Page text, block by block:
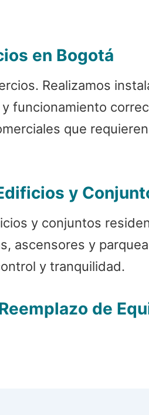
en Bogotá
Realizamos
funcionamiento
que
y
y conjuntos
ascensores y
y tranquilidad.
de